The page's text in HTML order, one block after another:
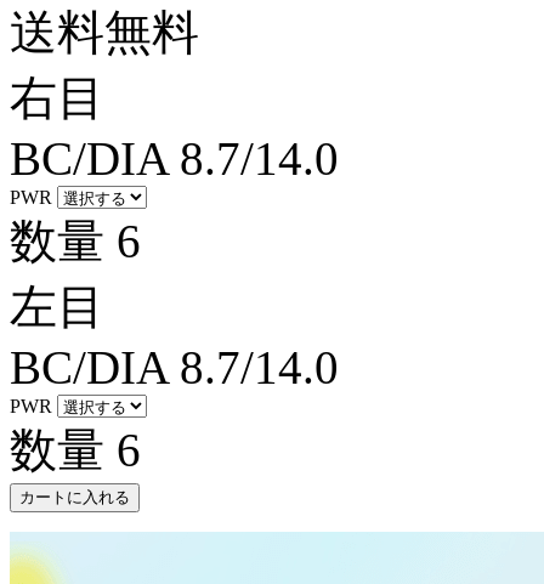
送料無料
右目
BC/DIA 8.7/14.0
PWR
数量 6
左目
BC/DIA 8.7/14.0
PWR
数量 6
カートに入れる